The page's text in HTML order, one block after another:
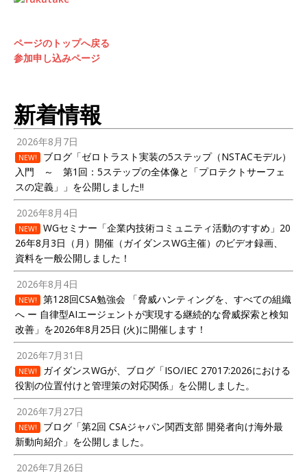
ページのトップへ戻る
参加申し込みページ
新着情報
2026年8月7日
NEW!
ブログ「ゼロトラスト実装の5ステップ（NSTACモデル）
入門 ～ 第1回：5ステップの全体像と「プロテクトサーフェ
スの定義」」を公開しました!!
2026年8月4日
NEW!
WGセミナー「企業内技術コミュニティ活動のすすめ」20
26年8月3日（月）開催（ガイダンスWG主催）のビデオ録画、
資料を一般公開しました！
2026年8月4日
NEW!
第128回CSA勉強会 「脅威ハンティングを、すべての組織
へ ー 自律型AIエージェントが実現する継続的な脅威探索と検知
改善」を2026年8月25日 (火)に開催します！
2026年7月31日
NEW!
ガイダンスWGが、ブログ「ISO/IEC 27017:2026における
役割の位置付けと管理策の対応関係」を公開しました。
2026年7月27日
NEW!
ブログ「第2回 CSAジャパン関西支部 開発者向け海外最
新動向紹介」を公開しました。
2026年7月26日